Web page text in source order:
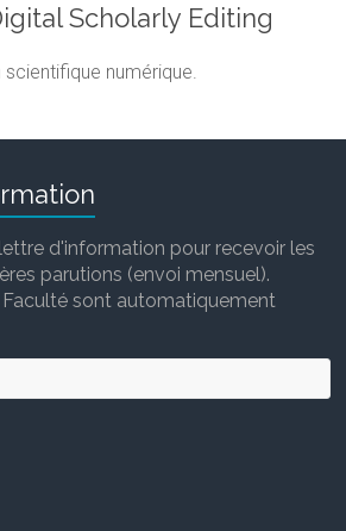
Scholarly Editing
scientifique numérique.
d'information pour recevoir les
parutions (envoi mensuel).
sont automatiquement